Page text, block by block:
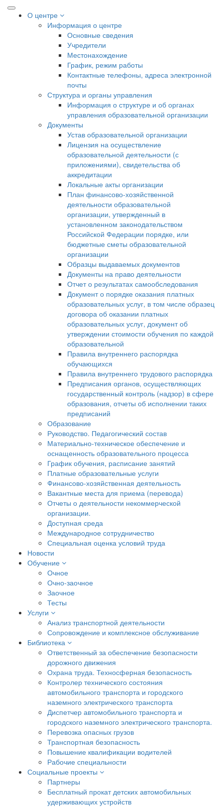
О центре
Информация о центре
Основные сведения
Учредители
Местонахождение
График, режим работы
Контактные телефоны, адреса электронной
почты
Структура и органы управления
Информация о структуре и об органах
управления образовательной организации
Документы
Устав образовательной организации
Лицензия на осуществление
образовательной деятельности (с
приложениями), свидетельства об
аккредитации
Локальные акты организации
План финансово-хозяйственной
деятельности образовательной
организации, утвержденный в
установленном законодательством
Российской Федерации порядке, или
бюджетные сметы образовательной
организации
Образцы выдаваемых документов
Документы на право деятельности
Отчет о результатах самообследования
Документ о порядке оказания платных
образовательных услуг, в том числе образец
договора об оказании платных
образовательных услуг, документ об
утверждении стоимости обучения по каждой
образовательной
Правила внутреннего распорядка
обучающихся
Правила внутреннего трудового распорядка
Предписания органов, осуществляющих
государственный контроль (надзор) в сфере
образования, отчеты об исполнении таких
предписаний
Образование
Руководство. Педагогический состав
Материально-техническое обеспечение и
оснащенность образовательного процесса
График обучения, расписание занятий
Платные образовательные услуги
Финансово-хозяйственная деятельность
Вакантные места для приема (перевода)
Отчеты о деятельности некоммерческой
организации.
Доступная среда
Международное сотрудничество
Специальная оценка условий труда
Новости
Обучение
Очное
Очно-заочное
Заочное
Тесты
Услуги
Анализ транспортной деятельности
Сопровождение и комплексное обслуживание
Библиотека
Ответственный за обеспечение безопасности
дорожного движения
Охрана труда. Техносферная безопасность
Контролер технического состояния
автомобильного транспорта и городского
наземного электрического транспорта
Диспетчер автомобильного транспорта и
городского наземного электрического транспорта.
Перевозка опасных грузов
Транспортная безопасность
Повышение квалификации водителей
Рабочие специальности
Социальные проекты
Партнеры
Бесплатный прокат детских автомобильных
удерживающих устройств